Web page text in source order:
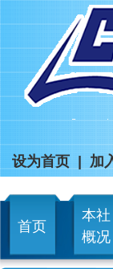
设为首页 加
首页
本社
概况